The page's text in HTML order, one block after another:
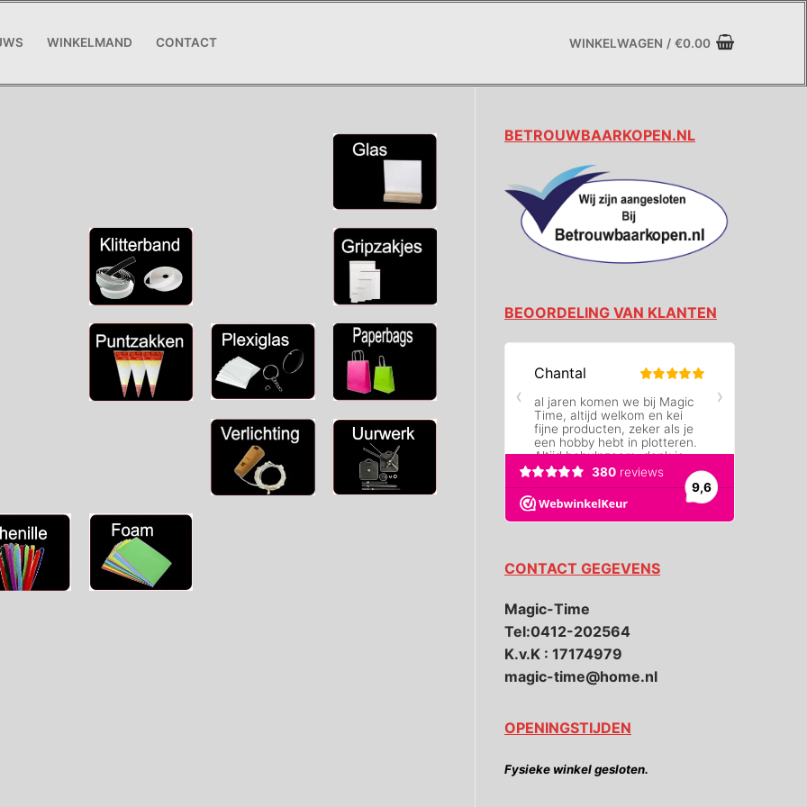
WINKELMAND CONTACT WINKELWAGEN / €0.00
BETROUWBAARKOPEN.NL
BEOORDELING VAN KLANTEN
CONTACT GEGEVENS
Magic-Time
Tel:0412-202564
K.v.K : 17174979
magic-time@home.nl
OPENINGSTIJDEN
Fysieke winkel gesloten.